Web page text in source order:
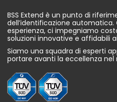
BSS Extend è un punto di
dell’identificazione automatica.
esperienza, ci impegniamo
soluzioni innovative e affidabili
Siamo una squadra di esperti
portare avanti la eccellenza nel